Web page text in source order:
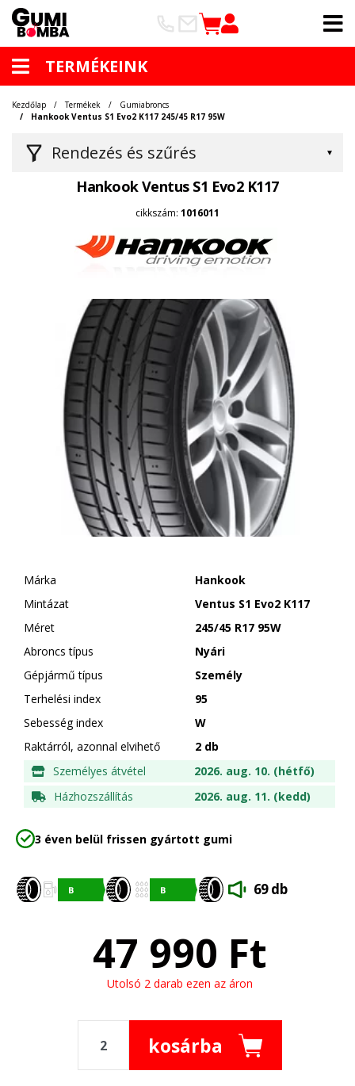
TERMÉKEINK
Rendezés és szűrés
Kezdőlap Termékek
Gumiabroncs
Hankook Ventus S1 Evo2 K117 245/45 R17 95W
Hankook Ventus S1 Evo2 K117
cikkszám: 1016011
Márka
Hankook
Mintázat
Ventus S1 Evo2 K117
Méret
245/45 R17 95W
Abroncs típus
Nyári
Gépjármű típus
Személy
Terhelési index
95
Sebesség index
W
Raktárról, azonnal elvihető
2 db
Személyes átvétel
2026. aug. 10. (hétfő)
Házhozszállítás
2026. aug. 11. (kedd)
3 éven belül frissen gyártott gumi
69 db
47 990 Ft
Utolsó 2 darab ezen az áron
kosárba